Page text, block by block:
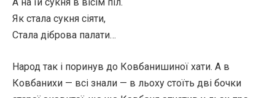
Як стала сукня сіяти,
Стала діброва палати…
Народ так і поринув до Ковбанишиної хати. А в
Ковбанихи — всі знали — в льоху стоїть дві бочки